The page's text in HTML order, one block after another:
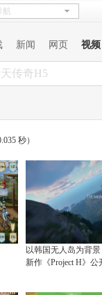
新闻 网页 视频
秒）
以韩国无人岛为背
新作《Project H》公